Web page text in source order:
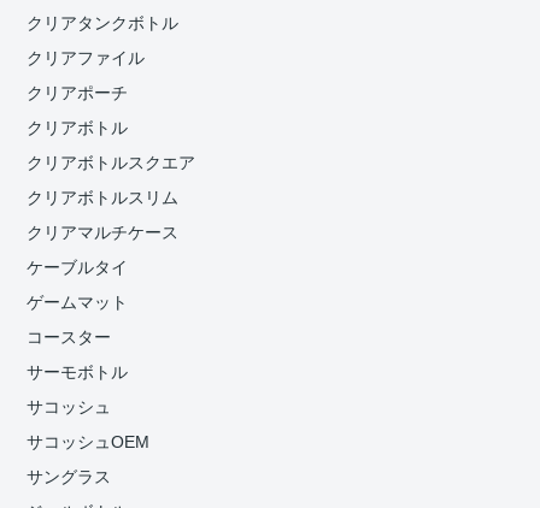
クリアタンクボトル
クリアファイル
クリアポーチ
クリアボトル
クリアボトルスクエア
クリアボトルスリム
クリアマルチケース
ケーブルタイ
ゲームマット
コースター
サーモボトル
サコッシュ
サコッシュOEM
サングラス